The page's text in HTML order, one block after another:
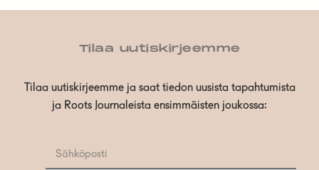
Tilaa uutiskirjeemme
Tilaa uutiskirjeemme ja saat tiedon uusista tapahtumista
ja Roots Journaleista ensimmäisten joukossa: